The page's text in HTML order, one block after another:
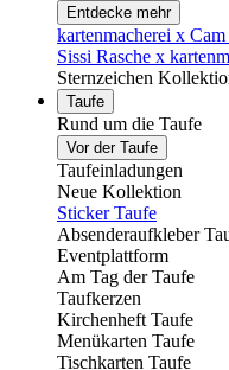
Entdecke mehr
kartenmacherei x
Sissi Rasche x
Sternzeichen
Taufe
Rund um die Taufe
Vor der Taufe
Taufeinladungen
Neue Kollektion
Sticker Taufe
Absenderaufkleber
Eventplattform
Am Tag der Taufe
Taufkerzen
Kirchenheft Taufe
Menükarten Taufe
Tischkarten Taufe